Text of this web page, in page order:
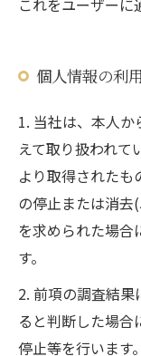
これをユーザーに
個人情報の利
1. 当社は、本人
えて取り扱われて
より取得されたも
の停止または消去
を求められた場合
す。
2. 前項の調査結
ると判断した場
停止等を行います。